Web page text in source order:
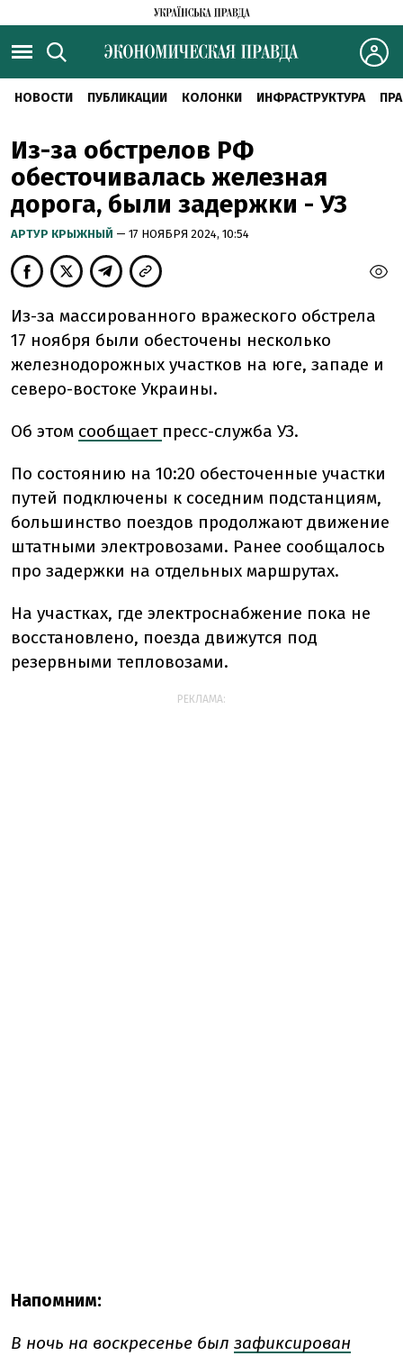
НОВОСТИ ПУБЛИКАЦИИ КОЛОНКИ ИНФРАСТРУКТУРА
Из-за обстрелов РФ
обесточивалась железная
дорога, были задержки - УЗ
АРТУР КРЫЖНЫЙ — 17 НОЯБРЯ 2024, 10:54
Из-за массированного вражеского обстрела
17 ноября были обесточены несколько
железнодорожных участков на юге, западе и
северо-востоке Украины.
Об этом сообщает пресс-служба УЗ.
По состоянию на 10:20 обесточенные участки
путей подключены к соседним подстанциям,
большинство поездов продолжают движение
штатными электровозами. Ранее сообщалось
про задержки на отдельных маршрутах.
На участках, где электроснабжение пока не
восстановлено, поезда движутся под
резервными тепловозами.
РЕКЛАМА:
Напомним:
В ночь на воскресенье был зафиксирован